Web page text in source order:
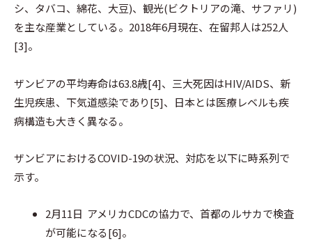
シ、タバコ、綿花、大豆)、観光(ビクトリアの滝、サファリ)
を主な産業としている。2018年6月現在、在留邦人は252人
[3]。
ザンビアの平均寿命は63.8歳[4]、三大死因はHIV/AIDS、新
生児疾患、下気道感染であり[5]、日本とは医療レベルも疾
病構造も大きく異なる。
ザンビアにおけるCOVID-19の状況、対応を以下に時系列で
示す。
2月11日 アメリカCDCの協力で、首都のルサカで検査
が可能になる[6]。